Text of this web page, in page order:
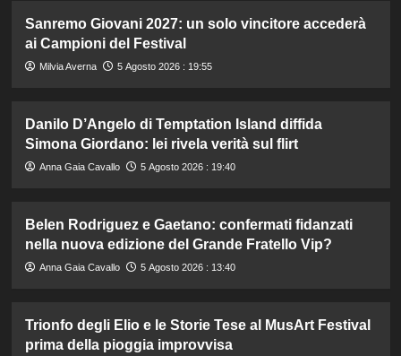
Sanremo Giovani 2027: un solo vincitore accederà
ai Campioni del Festival
Milvia Averna 5 Agosto 2026 : 19:55
Danilo D’Angelo di Temptation Island diffida
Simona Giordano: lei rivela verità sul flirt
Anna Gaia Cavallo 5 Agosto 2026 : 19:40
Belen Rodriguez e Gaetano: confermati fidanzati
nella nuova edizione del Grande Fratello Vip?
Anna Gaia Cavallo 5 Agosto 2026 : 13:40
Trionfo degli Elio e le Storie Tese al MusArt Festival
prima della pioggia improvvisa